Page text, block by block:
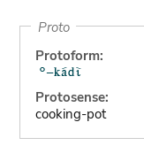
Proto
Protoform:
Protosense:
cooking-pot